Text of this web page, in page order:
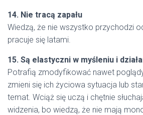
14. Nie tracą zapału
Wiedzą, że nie wszystko przychodzi
pracuje się latami.
15. Są elastyczni w myśleniu i
Potrafią zmodyfikować nawet
zmieni się ich życiowa sytuacja lub
temat. Wciąż się uczą i chętnie
widzenia, bo wiedzą, że nie mają